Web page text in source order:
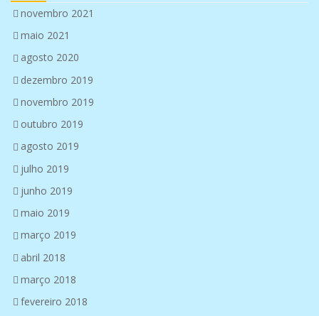
novembro 2021
maio 2021
agosto 2020
dezembro 2019
novembro 2019
outubro 2019
agosto 2019
julho 2019
junho 2019
maio 2019
março 2019
abril 2018
março 2018
fevereiro 2018